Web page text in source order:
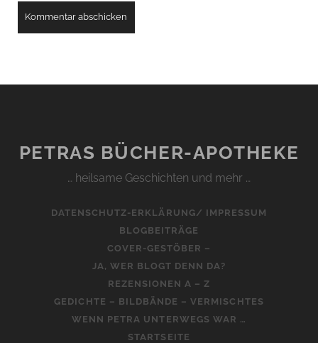
PETRAS BÜCHER-APOTHEKE
… heilsame Geschichten und mehr …
DATENSCHUTZ-ERKLÄRUNG/ IMPRESSUM
BLOGBEITRÄGE
COVER-GESTÖBER –
JA, WER BLOGT DENN DA?
REZENSIONEN A – Z
GEDICHTE – BILDBÄNDE – VERMISCHTES
WENN PETRA UNTERWEGS WAR …
STARTSEITE